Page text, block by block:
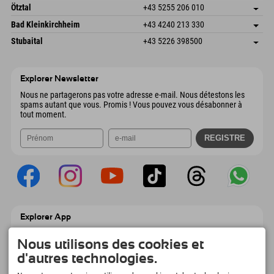
Autriche
Réservation
Freizeitpark 10
Autriche
Enregistrer l'adresse
Réservation
Ötztal +43 5255 206 010
Gscheat 14
6441 Umhausen
Autriche
Enregistrer l'adresse
Informations d'arrivée
Réservation
Bad Kleinkirchheim +43 4240 213 330
Dorfstraße 24
Enregistrer l'adresse
Stubaital +43 5226 398500
Explorer Newsletter
Nous ne partagerons pas votre adresse e-mail. Nous détestons les
spams autant que vous. Promis ! Vous pouvez vous désabonner à
tout moment.
Explorer App
Explorer à emporter avec aperçu de vos
réservations, liste de choses à faire, aperçu
des restaurants et bien plus encore.
Nous utilisons des cookies et
d'autres technologies.